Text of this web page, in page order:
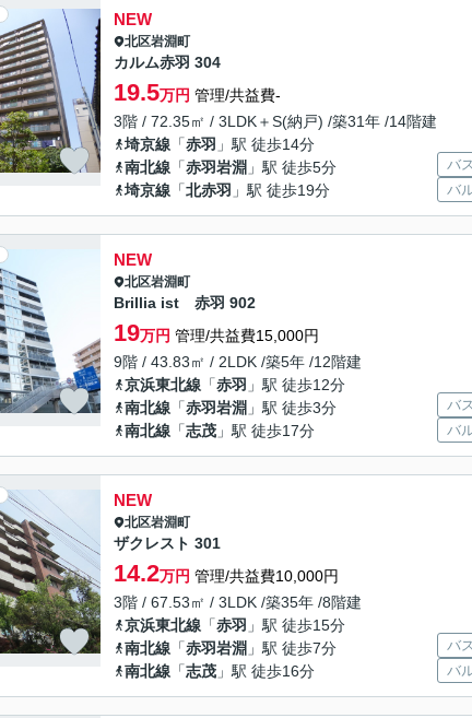
NEW
北区岩淵町
カルム赤羽 304
19.5万円 管理/共益費-
3階 / 72.35㎡ / 3LDK＋S(納戸) /築31年 /14階建
埼京線 「赤羽 」駅 徒歩14分
南北線 「赤羽岩淵 」駅 徒歩5分
埼京線 「北赤羽 」駅 徒歩19分
バ
バ
NEW
北区岩淵町
Brillia ist 赤羽 902
19万円 管理/共益費15,000円
9階 / 43.83㎡ / 2LDK /築5年 /12階建
京浜東北線 「赤羽 」駅 徒歩12分
南北線 「赤羽岩淵 」駅 徒歩3分
南北線 「志茂 」駅 徒歩17分
バ
バ
NEW
北区岩淵町
ザクレスト 301
14.2万円 管理/共益費10,000円
3階 / 67.53㎡ / 3LDK /築35年 /8階建
京浜東北線 「赤羽 」駅 徒歩15分
南北線 「赤羽岩淵 」駅 徒歩7分
南北線 「志茂 」駅 徒歩16分
バ
バ